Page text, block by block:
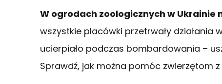
W ogrodach zoologicznych w Ukrainie
wszystkie placówki przetrwały działania
ucierpiało podczas bombardowania –
Sprawdź, jak można pomóc zwierzętom